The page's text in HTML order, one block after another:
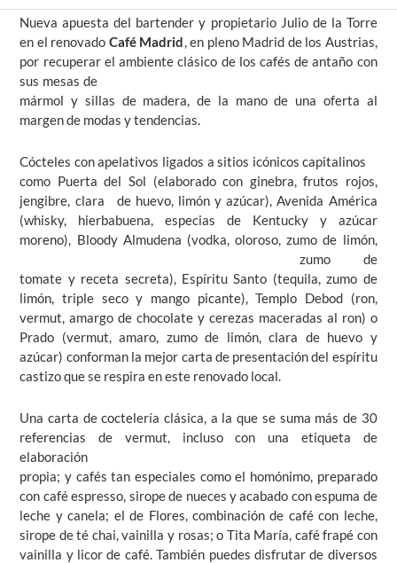
Nueva apuesta del bartender y propietario Julio de la Torre
en el renovado Café Madrid , en pleno Madrid de los Austrias,
por recuperar elambiente clásico de los cafés de antaño con
sus mesas de
mármol y sillas de madera, de la mano de una oferta al
margen de modas y tendencias.
Cócteles con apelativos ligados a sitios icónicos capitalinos
como Puerta del Sol (elaborado con ginebra, frutos rojos,
jengibre, clara de huevo, limón y azúcar), Avenida América
(whisky, hierbabuena, especias de Kentucky y azúcar
moreno), Bloody Almudena (vodka,oloroso, zumo de limón,
zumo de
tomate y receta secreta), Espíritu Santo (tequila, zumo de
limón, triple seco y mango picante), Templo Debod (ron,
vermut, amargo de chocolate y cerezas maceradas al ron) o
Prado (vermut, amaro, zumo de limón, clara de huevo y
azúcar) conforman la mejor carta de presentación del espíritu
castizo que se respira en este renovado local.
Una carta de coctelería clásica, a la que se suma más de 30
referencias de vermut, inclusocon una etiqueta de
elaboración
propia; y cafés tan especiales como el homónimo, preparado
con café espresso, sirope de nueces y acabado con espuma de
leche y canela; el de Flores, combinación de café con leche,
sirope de té chai, vainilla y rosas; o Tita María, café frapé con
vainilla y licor de café. También puedes disfrutar de diversos